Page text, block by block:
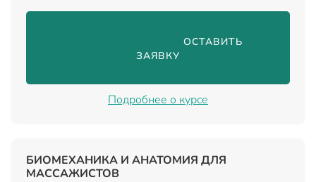
                                ОСТАВИТЬ
ЗАЯВКУ
Подробнее о курсе
БИОМЕХАНИКА И АНАТОМИЯ ДЛЯ
МАССАЖИСТОВ